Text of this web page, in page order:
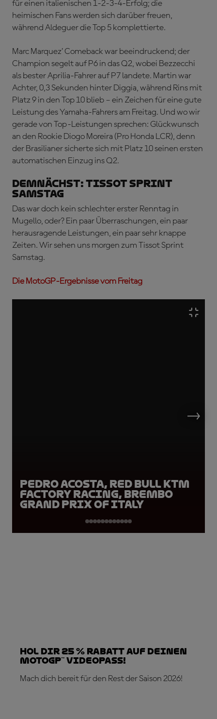
für einen italienischen 1-2-3-4-Erfolg; die
heimischen Fans werden sich darüber freuen,
während Aldeguer die Top 5 komplettierte.
Marc Marquez’ Comeback war beeindruckend; der
Champion segelt auf P6 in das Q2, wobei Bezzecchi
als bester Aprilia-Fahrer auf P7 landete. Martin war
Achter, 0,3 Sekunden hinter Diggia, während Rins mit
Platz 9 in den Top 10 blieb – ein Zeichen für eine gute
Leistung des Yamaha-Fahrers am Freitag. Und wo wir
gerade von Top-Leistungen sprechen: Glückwunsch
an den Rookie Diogo Moreira (Pro Honda LCR), denn
der Brasilianer sicherte sich mit Platz 10 seinen ersten
automatischen Einzug ins Q2.
DEMNÄCHST: TISSOT SPRINT
SAMSTAG
Das war doch kein schlechter erster Renntag in
Mugello, oder? Ein paar Überraschungen, ein paar
herausragende Leistungen, ein paar sehr knappe
Zeiten. Wir sehen uns morgen zum Tissot Sprint
Samstag.
Die MotoGP-Ergebnisse vom Freitag
Pedro Acosta, Red Bull KTM
Factory Racing, Brembo
Grand Prix of Italy
Hol dir 25 % Rabatt auf deinen
MotoGP™ VideoPass!
Mach dich bereit für den Rest der Saison 2026!